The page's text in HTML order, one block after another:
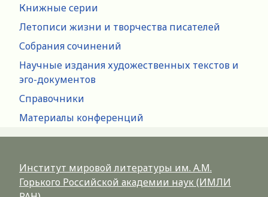
Книжные серии
Летописи жизни и творчества писателей
Собрания сочинений
Научные издания художественных текстов и
эго-документов
Справочники
Материалы конференций
Институт мировой литературы им. А.М.
Горького Российской академии наук (ИМЛИ